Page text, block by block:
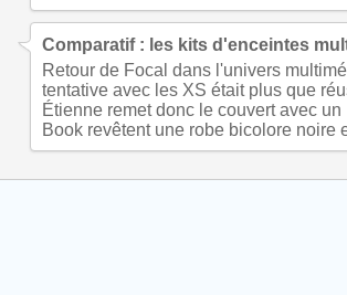
Comparatif : les kits d'enceintes
Retour de Focal dans l'univers
tentative avec les XS était plus que
Étienne remet donc le couvert avec
Book revêtent une robe bicolore noire